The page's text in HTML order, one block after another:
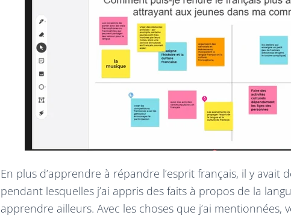
En plus d’apprendre à répandre l’esprit français, il y avait
pendant lesquelles j’ai appris des faits à propos de la
apprendre ailleurs. Avec les choses que j’ai mentionnées,